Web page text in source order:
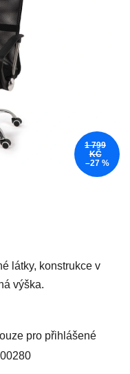
látky, konstrukce v
výška.
pro přihlášené
1 799
KČ
–27 %